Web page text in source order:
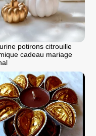
potirons citrouille
cadeau mariage